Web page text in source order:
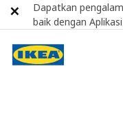
Dapatkan
baik dengan